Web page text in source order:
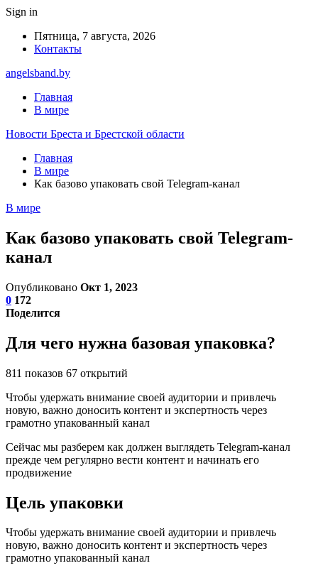
Sign in
Пятница, 7 августа, 2026
Контакты
angelsband.by
Главная
В мире
Новости Бреста и Брестской области
Главная
В мире
Как базово упаковать свой Telegram-канал
В мире
Как базово упаковать свой Telegram-
канал
Опубликовано Окт 1, 2023
0 172
Поделится
Для чего нужна базовая упаковка?
811 показов 67 открытий
Чтобы удержать внимание своей аудитории и привлечь
новую, важно доносить контент и экспертность через
грамотно упакованный канал
Сейчас мы разберем как должен выглядеть Telegram-канал
прежде чем регулярно вести контент и начинать его
продвижение
Цель упаковки
Чтобы удержать внимание своей аудитории и привлечь
новую, важно доносить контент и экспертность через
грамотно упакованный канал